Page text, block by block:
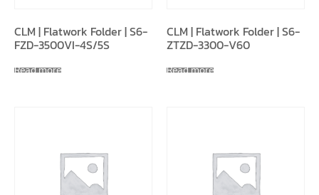
CLM | Flatwork Folder | S6-
FZD-3500VI-4S/5S
Read more
CLM | Flatwork Folder | S6-
ZTZD-3300-V60
Read more